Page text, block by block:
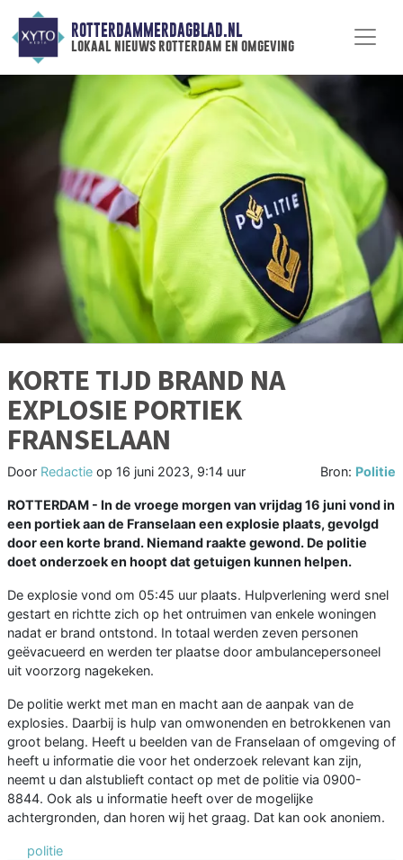
ROTTERDAMMERDAGBLAD.NL
lokaal nieuws rotterdam en omgeving
KORTE TIJD BRAND NA
EXPLOSIE PORTIEK
FRANSELAAN
Door Redactie op 16 juni 2023, 9:14 uur Bron: Politie
ROTTERDAM - In de vroege morgen van vrijdag 16 juni vond in
een portiek aan de Franselaan een explosie plaats, gevolgd
door een korte brand. Niemand raakte gewond. De politie
doet onderzoek en hoopt dat getuigen kunnen helpen.
De explosie vond om 05:45 uur plaats. Hulpverlening werd snel
gestart en richtte zich op het ontruimen van enkele woningen
nadat er brand ontstond. In totaal werden zeven personen
geëvacueerd en werden ter plaatse door ambulancepersoneel
uit voorzorg nagekeken.
De politie werkt met man en macht aan de aanpak van de
explosies. Daarbij is hulp van omwonenden en betrokkenen van
groot belang. Heeft u beelden van de Franselaan of omgeving of
heeft u informatie die voor het onderzoek relevant kan zijn,
neemt u dan alstublieft contact op met de politie via 0900-
8844. Ook als u informatie heeft over de mogelijke
achtergronden, dan horen wij het graag. Dat kan ook anoniem.
politie